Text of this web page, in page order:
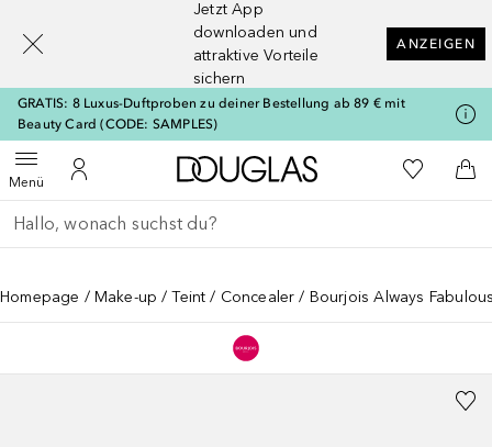
Jetzt App
downloaden und
attraktive Vorteile
sichern
ANZEIGEN
GRATIS: 8 Luxus-Duftproben zu deiner Bestellung ab 89 € mit
Beauty Card (CODE: SAMPLES)
MenüMenü öffnenZu Meinem Kundenkonto
Zur Douglas Startseite
Zu Meiner
Gehe zurück
Suche ausführen
Homepage Make-up Teint Concealer Bourjois Always
[navigation.slideout.screenreader]